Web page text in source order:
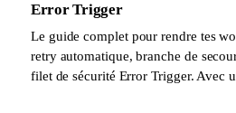
Error Trigger
Le guide complet pour rendre tes
retry automatique, branche de
filet de sécurité Error Trigger. Avec